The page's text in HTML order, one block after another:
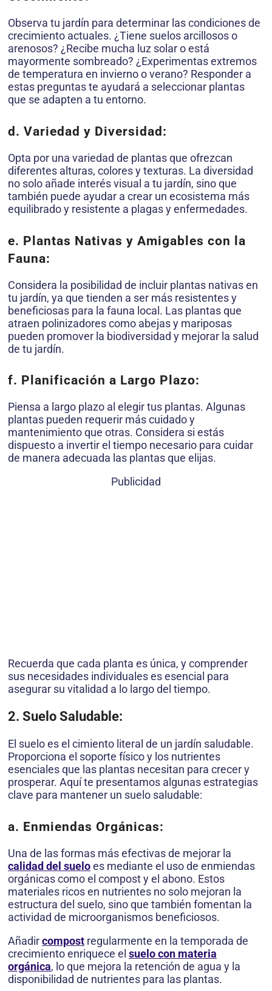
Observa tu jardín para determinar las condiciones de
crecimiento actuales. ¿Tiene suelos arcillosos o
arenosos? ¿Recibe mucha luz solar o está
mayormente sombreado? ¿Experimentas extremos
de temperatura en invierno o verano? Responder a
estas preguntas te ayudará a seleccionar plantas
que se adapten a tu entorno.
d. Variedad y Diversidad:
Opta por una variedad de plantas que ofrezcan
diferentes alturas, colores y texturas. La diversidad
no solo añade interés visual a tu jardín, sino que
también puede ayudar a crear un ecosistema más
equilibrado y resistente a plagas y enfermedades.
e. Plantas Nativas y Amigables con la
Fauna:
Considera la posibilidad de incluir plantas nativas en
tu jardín, ya que tienden a ser más resistentes y
beneficiosas para la fauna local. Las plantas que
atraen polinizadores como abejas y mariposas
pueden promover la biodiversidad y mejorar la salud
de tu jardín.
f. Planificación a Largo Plazo:
Piensa a largo plazo al elegir tus plantas. Algunas
plantas pueden requerir más cuidado y
mantenimiento que otras. Considera si estás
dispuesto a invertir el tiempo necesario para cuidar
de manera adecuada las plantas que elijas.
Publicidad
Recuerda que cada planta es única, y comprender
sus necesidades individuales es esencial para
asegurar su vitalidad a lo largo del tiempo.
2. Suelo Saludable:
El suelo es el cimiento literal de un jardín saludable.
Proporciona el soporte físico y los nutrientes
esenciales que las plantas necesitan para crecer y
prosperar. Aquí te presentamos algunas estrategias
clave para mantener un suelo saludable:
a. Enmiendas Orgánicas:
Una de las formas más efectivas de mejorar la
calidad del sueloes mediante el uso de enmiendas
orgánicas como el compost y el abono. Estos
materiales ricos en nutrientes no solo mejoran la
estructura del suelo, sino que también fomentan la
actividad de microorganismos beneficiosos.
Añadircompost regularmente en la temporada de
crecimiento enriquece el suelo con materia
orgánica, lo que mejora la retención de agua y la
disponibilidad de nutrientes para las plantas.